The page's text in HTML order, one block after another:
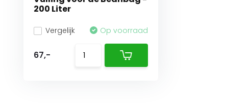
200 Liter
Vergelijk Op voorraad
67,-